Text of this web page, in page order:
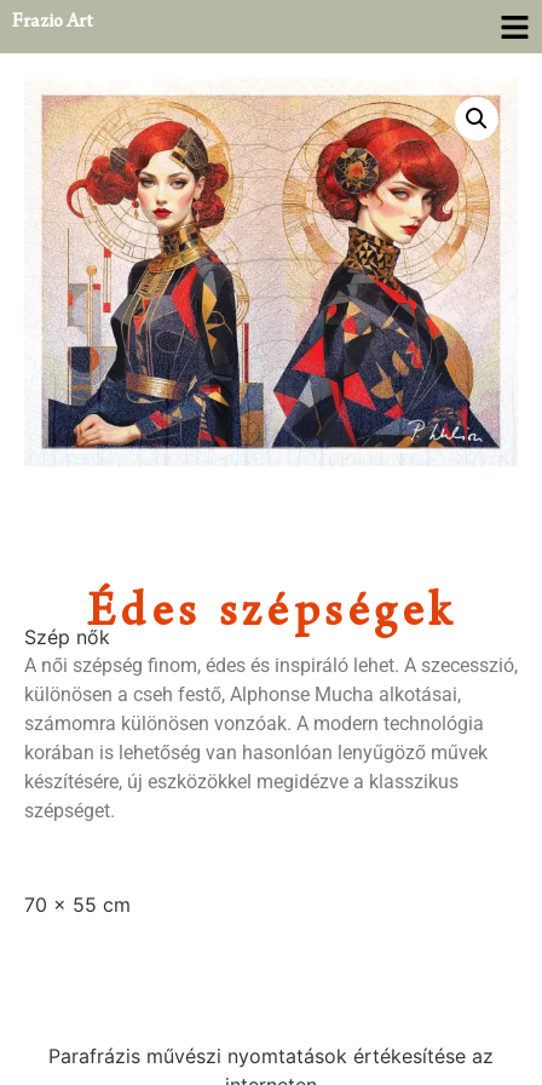
Frazio Art
Édes szépségek
Szép nők
A női szépség finom, édes és inspiráló lehet. A szecesszió,
különösen a cseh festő, Alphonse Mucha alkotásai,
számomra különösen vonzóak. A modern technológia
korában is lehetőség van hasonlóan lenyűgöző művek
készítésére, új eszközökkel megidézve a klasszikus
szépséget.
70 x 55 cm
Parafrázis művészi nyomtatások értékesítése az